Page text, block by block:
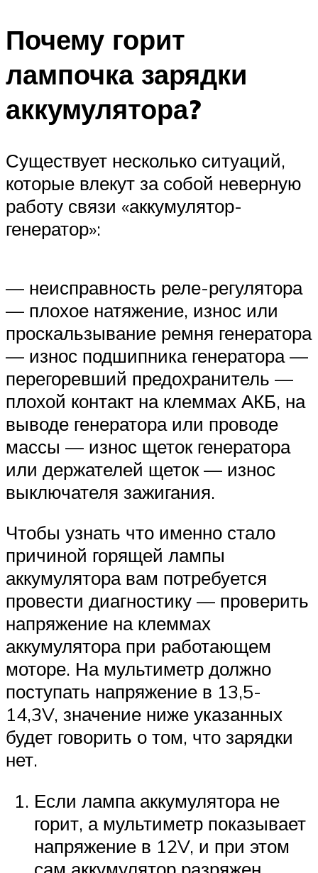
Почему горит
лампочка зарядки
аккумулятора?
Существует несколько ситуаций,
которые влекут за собой неверную
работу связи «аккумулятор-
генератор»:
— неисправность реле-регулятора
— плохое натяжение, износ или
проскальзывание ремня генератора
— износ подшипника генератора —
перегоревший предохранитель —
плохой контакт на клеммах АКБ, на
выводе генератора или проводе
массы — износ щеток генератора
или держателей щеток — износ
выключателя зажигания.
Чтобы узнать что именно стало
причиной горящей лампы
аккумулятора вам потребуется
провести диагностику — проверить
напряжение на клеммах
аккумулятора при работающем
моторе. На мультиметр должно
поступать напряжение в 13,5-
14,3V, значение ниже указанных
будет говорить о том, что зарядки
нет.
Если лампа аккумулятора не
горит, а мультиметр показывает
напряжение в 12V, и при этом